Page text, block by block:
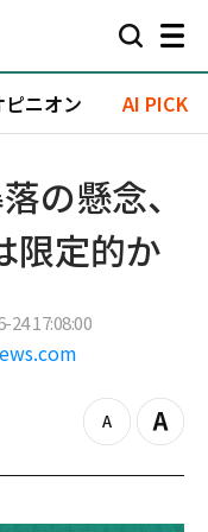
ピニオン AI PICK
の懸念、
限定的か
24 17:08:00
z
o
o
Z
o
i